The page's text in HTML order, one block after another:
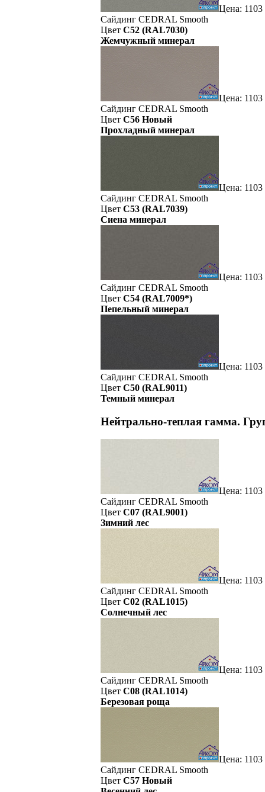
Цена:
Сайдинг CEDRAL Smooth
Цвет C52 (RAL7030)
Жемчужный минерал
Цена:
Сайдинг CEDRAL Smooth
Цвет C56 Новый
Прохладный минерал
Цена:
Сайдинг CEDRAL Smooth
Цвет C53 (RAL7039)
Сиена минерал
Цена:
Сайдинг CEDRAL Smooth
Цвет C54 (RAL7009*)
Пепельный минерал
Цена:
Сайдинг CEDRAL Smooth
Цвет C50 (RAL9011)
Темный минерал
Нейтрально-теплая гамма.
Цена:
Сайдинг CEDRAL Smooth
Цвет C07 (RAL9001)
Зимний лес
Цена:
Сайдинг CEDRAL Smooth
Цвет C02 (RAL1015)
Солнечный лес
Цена:
Сайдинг CEDRAL Smooth
Цвет C08 (RAL1014)
Березовая роща
Цена:
Сайдинг CEDRAL Smooth
Цвет C57 Новый